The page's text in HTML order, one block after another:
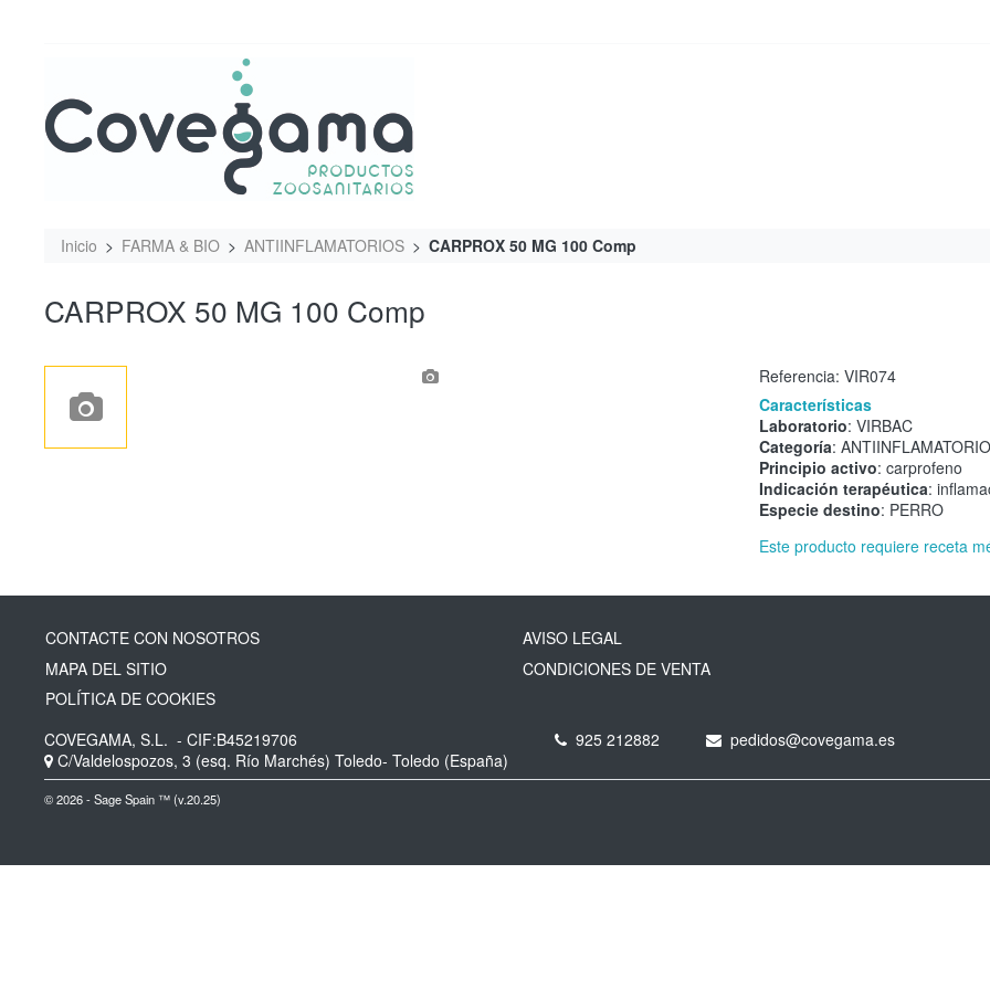
Inicio FARMA & BIO ANTIINFLAMATORIOS CARPROX 50 MG 100 Comp
CARPROX 50 MG 100 Comp
Referencia: VIR074
Características
Laboratorio: VIRBAC
Categoría:
Principio activo: carprofeno
Indicación terapéutica:
Especie destino: PERRO
Este producto requiere receta
CONTACTE CON NOSOTROS
MAPA DEL SITIO
POLÍTICA DE COOKIES
AVISO LEGAL
CONDICIONES DE VENTA
COVEGAMA, S.L. - CIF:B45219706
C/Valdelospozos, 3 (esq. Río Marchés) Toledo- Toledo (España)
925 212882 pedidos@covegama.es
© 2026 - Sage Spain ™ (v.20.25)